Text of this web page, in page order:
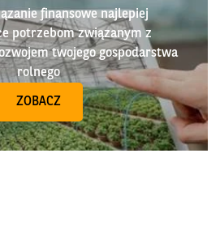
finansowe najlepiej
potrzebom związanym z
twojego gospodarstwa
rolnego
ZOBACZ